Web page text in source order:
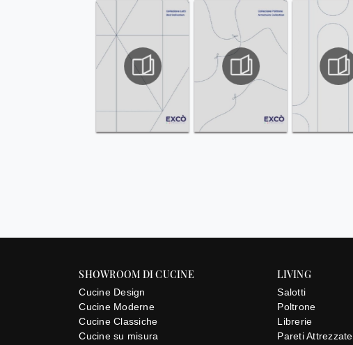
SHOWROOM DI CUCINE
Cucine Design
Cucine Moderne
Cucine Classiche
Cucine su misura
LIVING
Salotti
Poltrone
Librerie
Pareti Attrezzate